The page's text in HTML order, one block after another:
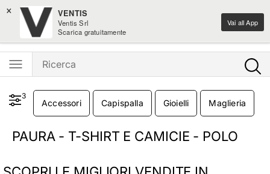
× VENTIS
Ventis Srl
Scarica gratuitamente
Vai all App
Iscriviti alla newsletter: -15% di sconto sul primo ordine
Ventis - L'e-shopping parla italiano
3
Accessori Capispalla Gioielli Maglieria
PAURA - T-SHIRT E CAMICIE - POLO